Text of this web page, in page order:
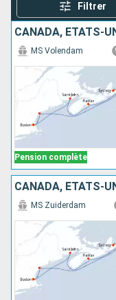
Filtrer
CANADA, ÉTATS-
Pension complète
MS Volendam
CANADA, ÉTATS-
MS Zuiderdam